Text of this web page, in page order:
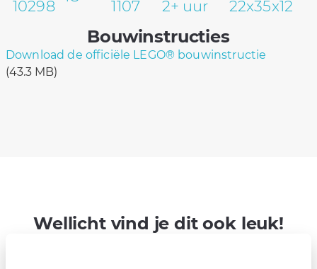
10298 1107 2+ uur 22x35x12
Bouwinstructies
Download de officiële LEGO® bouwinstructie
(43.3 MB)
Wellicht vind je dit ook leuk!